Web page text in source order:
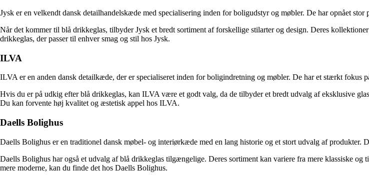
Jysk er en velkendt dansk detailhandelskæde med specialisering inden for boligudstyr og møbler. De har opnået
Når det kommer til blå drikkeglas, tilbyder Jysk et bredt sortiment af forskellige stilarter og design. Deres
drikkeglas, der passer til enhver smag og stil hos Jysk.
ILVA
ILVA er en anden dansk detailkæde, der er specialiseret inden for boligindretning og møbler. De har et stærkt fokus
Hvis du er på udkig efter blå drikkeglas, kan ILVA være et godt valg, da de tilbyder et bredt udvalg af eksklusive
Du kan forvente høj kvalitet og æstetisk appel hos ILVA.
Daells Bolighus
Daells Bolighus er en traditionel dansk møbel- og interiørkæde med en lang historie og et stort udvalg af produkter.
Daells Bolighus har også et udvalg af blå drikkeglas tilgængelige. Deres sortiment kan variere fra mere klassiske
mere moderne, kan du finde det hos Daells Bolighus.